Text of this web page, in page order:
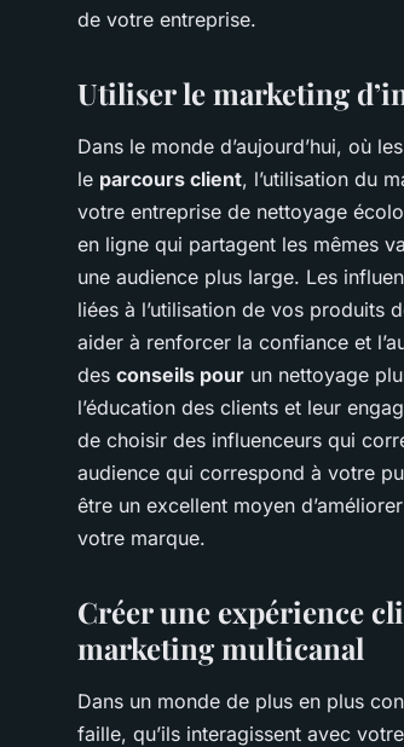
de votre entreprise.
Utiliser le marketing
Dans le monde d’aujourd’hui, où
le parcours client, l’utilisation du
votre entreprise de nettoyage
en ligne qui partagent les mêmes
une audience plus large. Les
liées à l’utilisation de vos produits
aider à renforcer la confiance et
des conseils pour un nettoyage
l’éducation des clients et leur
de choisir des influenceurs qui
audience qui correspond à votre
être un excellent moyen
votre marque.
Créer une expérience
marketing multicanal
Dans un monde de plus en plus
faille, qu’ils interagissent avec